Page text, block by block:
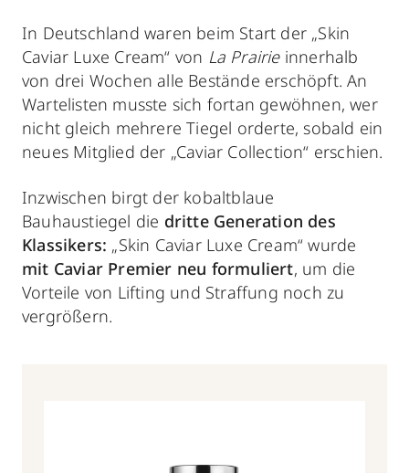
In Deutschland waren beim Start der „Skin
Caviar Luxe Cream“ von La Prairieinnerhalb
von drei Wochen alle Bestände erschöpft. An
Wartelisten musste sich fortan gewöhnen, wer
nicht gleich mehrere Tiegel orderte, sobald ein
neues Mitglied der „Caviar Collection“ erschien.
Inzwischen birgt der kobaltblaue
Bauhaustiegel die dritte Generation des
Klassikers: „Skin Caviar Luxe Cream“ wurde
mit Caviar Premier neu formuliert, um die
Vorteile von Lifting und Straffung noch zu
vergrößern.